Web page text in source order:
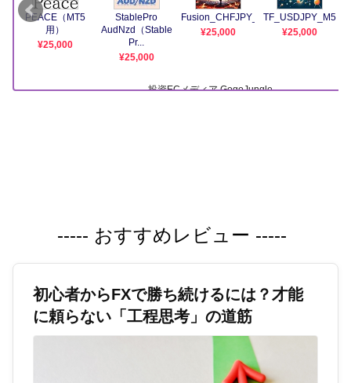
----- おすすめレビュー -----
初心者からFXで勝ち続けるには？才能
に頼らない「工程思考」の道筋